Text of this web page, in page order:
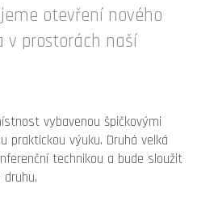
otevření nového
v prostorách naší
vybavenou špičkovými
praktickou výuku. Druhá velká
technikou a bude sloužit